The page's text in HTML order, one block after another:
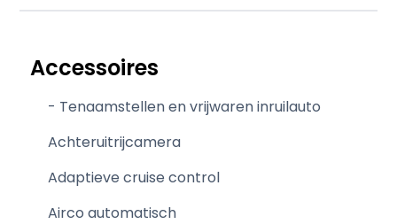
Accessoires
- Tenaamstellen en vrijwaren inruilauto
Achteruitrijcamera
Adaptieve cruise control
Airco automatisch